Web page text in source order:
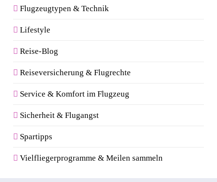
Flugzeugtypen & Technik
Lifestyle
Reise-Blog
Reiseversicherung & Flugrechte
Service & Komfort im Flugzeug
Sicherheit & Flugangst
Spartipps
Vielfliegerprogramme & Meilen sammeln